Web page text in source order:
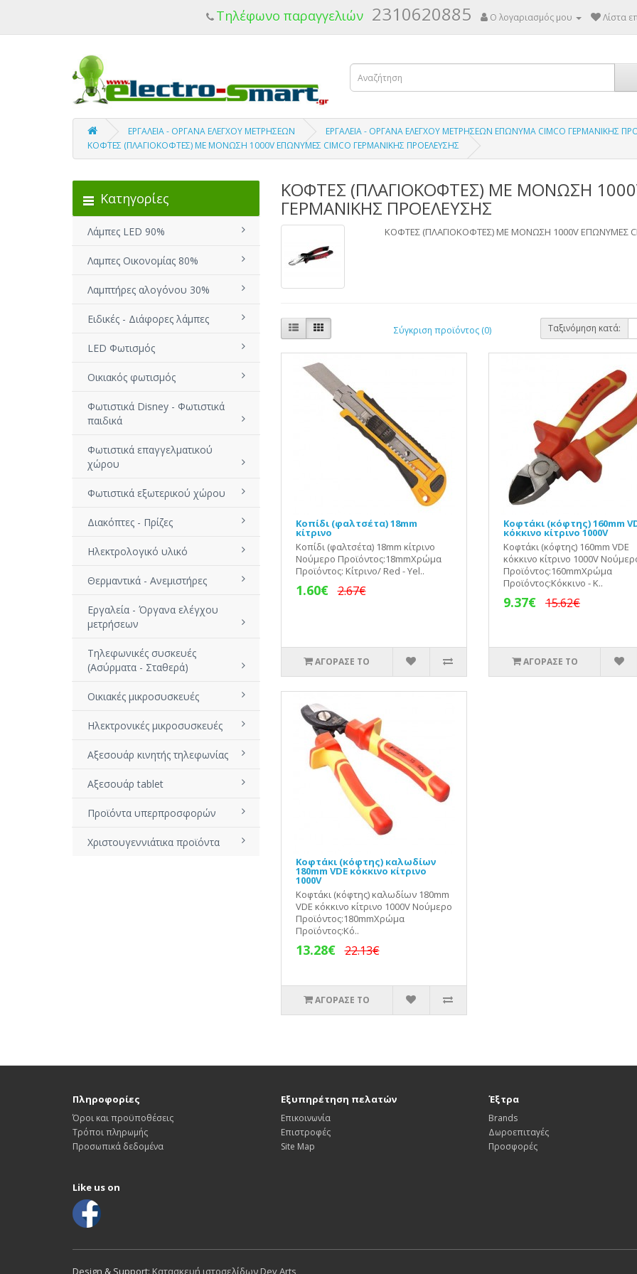
Τηλέφωνο παραγγελιών 2310620885 Ο λογαριασμός μου Λίστα
ΕΡΓΑΛΕΙΑ - ΟΡΓΑΝΑ ΕΛΕΓΧΟΥ ΜΕΤΡΗΣΕΩΝ
ΕΡΓΑΛΕΙΑ - ΟΡΓΑΝΑ ΕΛΕΓΧΟΥ ΜΕΤΡΗΣΕΩΝ ΕΠΩΝΥΜΑ CIMCO ΓΕΡΜΑΝΙΚΗΣ
ΚΟΦΤΕΣ (ΠΛΑΓΙΟΚΟΦΤΕΣ) ΜΕ ΜΟΝΩΣΗ 1000V ΕΠΩΝΥΜΕΣ CIMCO ΓΕΡΜΑΝΙΚΗΣ ΠΡΟΕΛΕΥΣΗΣ
Κατηγορίες
Λάμπες LED 90%
Λαμπες Οικονομίας 80%
Λαμπτήρες αλογόνου 30%
Ειδικές - Διάφορες λάμπες
LED Φωτισμός
Οικιακός φωτισμός
Φωτιστικά Disney - Φωτιστικά
παιδικά
Φωτιστικά επαγγελματικού
χώρου
Φωτιστικά εξωτερικού χώρου
Διακόπτες - Πρίζες
Ηλεκτρολογικό υλικό
Θερμαντικά - Ανεμιστήρες
Εργαλεία - Όργανα ελέγχου
μετρήσεων
Τηλεφωνικές συσκευές
(Ασύρματα - Σταθερά)
Οικιακές μικροσυσκευές
Ηλεκτρονικές μικροσυσκευές
Αξεσουάρ κινητής τηλεφωνίας
Αξεσουάρ tablet
Προϊόντα υπερπροσφορών
Χριστουγεννιάτικα προϊόντα
ΚΟΦΤΕΣ (ΠΛΑΓΙΟΚΟΦΤΕΣ) ΜΕ ΜΟΝΩΣΗ
ΓΕΡΜΑΝΙΚΗΣ ΠΡΟΕΛΕΥΣΗΣ
ΚΟΦΤΕΣ (ΠΛΑΓΙΟΚΟΦΤΕΣ) ΜΕ ΜΟΝΩΣΗ 1000V ΕΠΩΝΥΜΕΣ
Σύγκριση προϊόντος (0) Ταξινόμηση κατά:
Κοπίδι (φαλτσέτα) 18mm
κίτρινο
Κοπίδι (φαλτσέτα) 18mm κίτρινο
Νούμερο Προϊόντος:18mmΧρώμα
Προϊόντος: Κίτρινο/ Red - Yel..
1.60€ 2.67€
ΑΓΟΡΑΣΕ ΤΟ
Κοφτάκι (κόφτης) 160mm
κόκκινο κίτρινο 1000V
Κοφτάκι (κόφτης) 160mm VDE
κόκκινο κίτρινο 1000V
Προϊόντος:160mmΧρώμα
Προϊόντος:Κόκκινο - Κ..
9.37€ 15.62€
ΑΓΟΡΑΣΕ ΤΟ
Κοφτάκι (κόφτης) καλωδίων
180mm VDE κόκκινο κίτρινο
1000V
Κοφτάκι (κόφτης) καλωδίων 180mm
VDE κόκκινο κίτρινο 1000V Νούμερο
Προϊόντος:180mmΧρώμα
Προϊόντος:Κό..
13.28€ 22.13€
ΑΓΟΡΑΣΕ ΤΟ
Πληροφορίες
Όροι και προϋποθέσεις
Τρόποι πληρωμής
Προσωπικά δεδομένα
Εξυπηρέτηση πελατών
Επικοινωνία
Επιστροφές
Site Map
Έξτρα
Brands
Δωροεπιταγές
Προσφορές
Like us on
Design & Support: Κατασκευή ιστοσελίδων Dev Arts